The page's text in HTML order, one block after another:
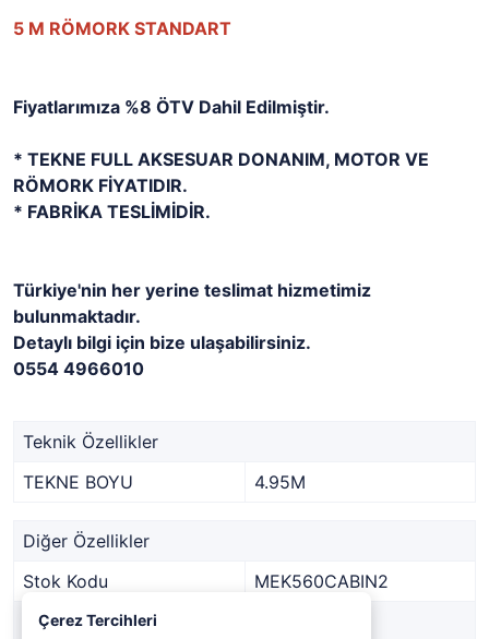
5 M RÖMORK STANDART
Fiyatlarımıza %8 ÖTV Dahil Edilmiştir.
* TEKNE FULL AKSESUAR DONANIM, MOTOR VE
RÖMORK FİYATIDIR.
* FABRİKA TESLİMİDİR.
Türkiye'nin her yerine teslimat hizmetimiz
bulunmaktadır.
Detaylı bilgi için bize ulaşabilirsiniz.
0554 4966010
Teknik Özellikler
TEKNE BOYU
4.95M
Diğer Özellikler
Stok Kodu
MEK560CABIN2
Marka
Çerez Tercihleri